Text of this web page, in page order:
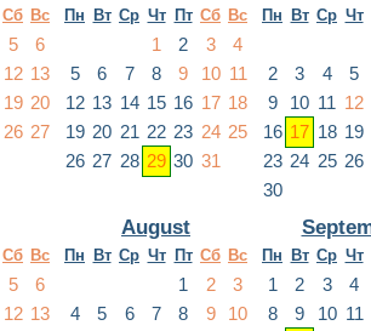
Сб Вс
5
6
12 13
19 20
26 27
Пн Вт Ср Чт Пт Сб Вс
1 2 3
4
5
6 7 8 9 10 11
12 13 14 15 16 17 18
19 20 21 22 23 24 25
26 27 28 29 30 31
Пн Вт Ср Чт
2 3 4
5
9
10 11 12
16 17 18 19
23 24 25 26
30
Сб Вс
5
6
12 13
August
Пн Вт Ср Чт Пт Сб Вс
1 2
3
4
5 6 7 8 9
10
Пн Вт Ср Чт
1 2 3
4
8
9 10 11